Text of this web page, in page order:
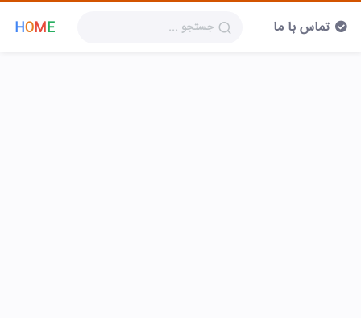
HOME تماس با ما